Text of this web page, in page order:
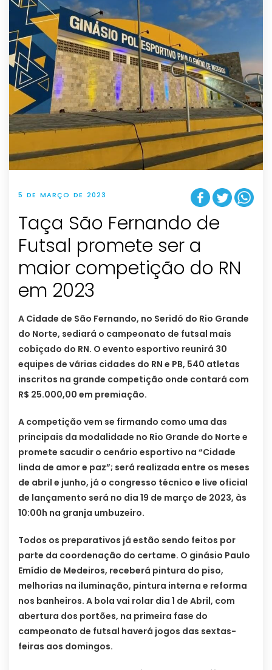
5 DE MARÇO DE 2023
Taça São Fernando de
Futsal promete ser a
maior competição do RN
em 2023
A Cidade de São Fernando, no Seridó do Rio Grande
do Norte, sediará o campeonato de futsal mais
cobiçado do RN. O evento esportivo reunirá 30
equipes de várias cidades do RN e PB, 540 atletas
inscritos na grande competição onde contará com
R$ 25.000,00 em premiação.
A competição vem se firmando como uma das
principais da modalidade no Rio Grande do Norte e
promete sacudir o cenário esportivo na “Cidade
linda de amor e paz”; será realizada entre os meses
de abril e junho, já o congresso técnico e live oficial
de lançamento será no dia 19 de março de 2023, às
10:00h na granja umbuzeiro.
Todos os preparativos já estão sendo feitos por
parte da coordenação do certame. O ginásio Paulo
Emídio de Medeiros, receberá pintura do piso,
melhorias na iluminação, pintura interna e reforma
nos banheiros. A bola vai rolar dia 1 de Abril, com
abertura dos portões, na primeira fase do
campeonato de futsal haverá jogos das sextas-
feiras aos domingos.